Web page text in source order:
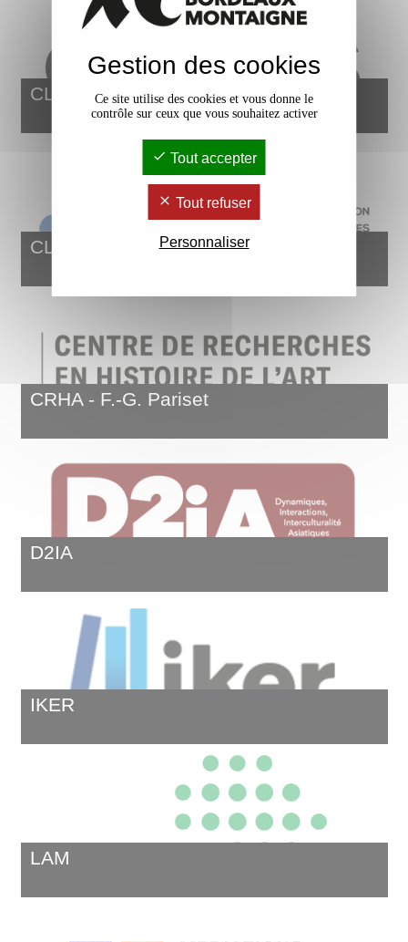
CLIMAS
CLLE Montaigne
CRHA - F.-G. Pariset
D2IA
IKER
LAM
Gestion des cookies
Ce site utilise des cookies et vous donne le
contrôle sur ceux que vous souhaitez activer
Tout accepter
Tout refuser
Personnaliser